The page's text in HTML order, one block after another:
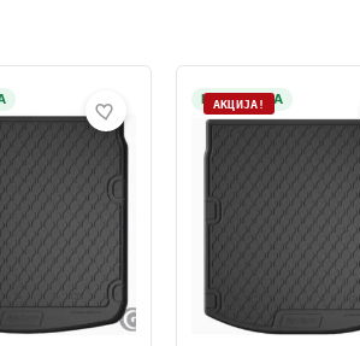
НА ЗАЛИХА
АКЦИЈА!